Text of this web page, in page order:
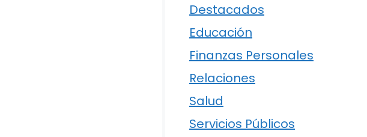
Destacados
Educación
Finanzas Personales
Relaciones
Salud
Servicios Públicos